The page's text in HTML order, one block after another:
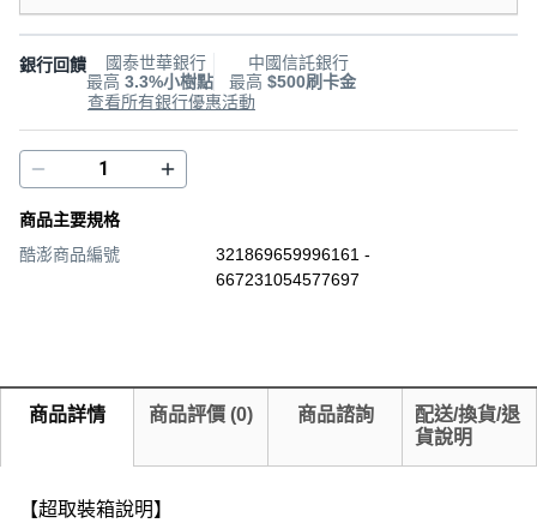
銀行回饋
國泰世華銀行
最高 3.3%小樹點
中國信託銀行
最高 $500刷卡金
查看所有銀行優惠活動
商品主要規格
酷澎商品編號
321869659996161 -
667231054577697
商品詳情 商品評價 (0) 商品諮詢
配送/換貨/退
貨說明
【超取裝箱說明】